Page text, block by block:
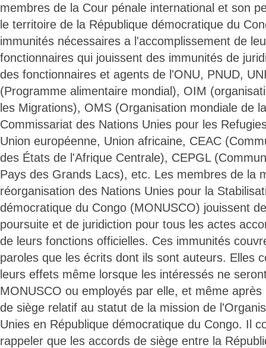
membres de la Cour pénale international et son
le territoire de la République démocratique du
immunités nécessaires a l'accomplissement de
fonctionnaires qui jouissent des immunités de
des fonctionnaires et agents de l'ONU, PNUD,
(Programme alimentaire mondial), OIM
les Migrations), OMS (Organisation mondiale de
Commissariat des Nations Unies pour les
Union européenne, Union africaine, CEAC
des États de l'Afrique Centrale), CEPGL
Pays des Grands Lacs), etc. Les membres de la
réorganisation des Nations Unies pour la
démocratique du Congo (MONUSCO) jouissent
poursuite et de juridiction pour tous les actes
de leurs fonctions officielles. Ces immunités
paroles que les écrits dont ils sont auteurs. Elles
leurs effets même lorsque les intéressés ne
MONUSCO ou employés par elle, et même
de siège relatif au statut de la mission de
Unies en République démocratique du Congo. Il
rappeler que les accords de siège entre la